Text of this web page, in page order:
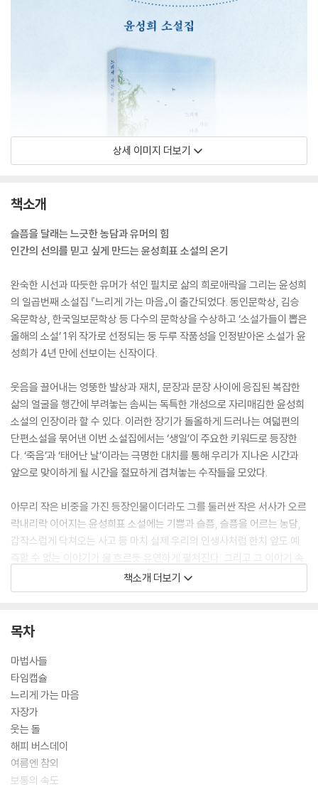
상세 이미지 더보기
책소개
슬픔을 달래는 느긋한 농담과 유머의 힘
인간의 선의를 믿고 싶게 만드는 윤성희표 소설의 온기
완숙한 시선과 따듯한 유머가 섞인 필치로 삶의 희로애락을 그리는 윤성희
의 일곱번째 소설집 『느리게 가는 마음』이 출간되었다. 동인문학상, 김승
옥문학상, 한국일보문학상 등 다수의 문학상을 수상하고 ‘소설가들이 뽑은
올해의 소설’ 1위 작가로 선정되는 둥 두루 작품성을 인정받아온 소설가 윤
성희가 4년 만에 선보이는 신작이다.
웃음을 끌어내는 엉뚱한 발상과 재치, 문장과 문장 사이에 응집된 복잡한
삶의 얼굴을 행간에 부려놓는 솜씨는 독특한 개성으로 자리매김한 윤성희
소설의 인장이라 할 수 있다. 이러한 장기가 돌올하게 드러나는 여덟편의
단편소설을 묶어낸 이번 소설집에서는 ‘생일’이 주요한 키워드로 등장한
다. ‘죽음’과 ‘태어난 날’이라는 극명한 대치를 통해 우리가 지나온 시간과
앞으로 맞이하게 될 시간을 절묘하게 겹쳐놓는 수작들을 모았다.
아무리 작은 비중을 가진 등장인물이더라도 그를 둘러싼 작은 서사가 오르
락내리락 이어지는 윤성희표 소설에는 기쁨과 슬픔, 슬픔을 어르는 농담,
갑작스럽게 닥쳐오는 사고 등 마치 실제 우리의 인생사처럼 한치 앞도 예
측할 수 없는 이야기가 물 흐르듯 유연하게 펼쳐진다. 그리고 그 이야기 속
에는 인간의 선의를 믿고 싶게 만드는 작가의 다감하고도 부드러운 필치가
담겨 있다.
책소개 더보기
목차
마법사들
타임캡슐
느리게 가는 마음
자장가
웃는 돌
해피 버스데이
여름엔 참외
보통의 속도